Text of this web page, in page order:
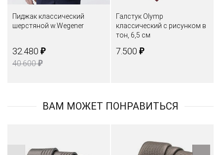
Пиджак классический
шерстяной w.Wegener
32.480 ₽
40.600₽
Галстук Olymp
классический с рисунком в
тон, 6,5 см
7.500 ₽
ВАМ МОЖЕТ ПОНРАВИТЬСЯ